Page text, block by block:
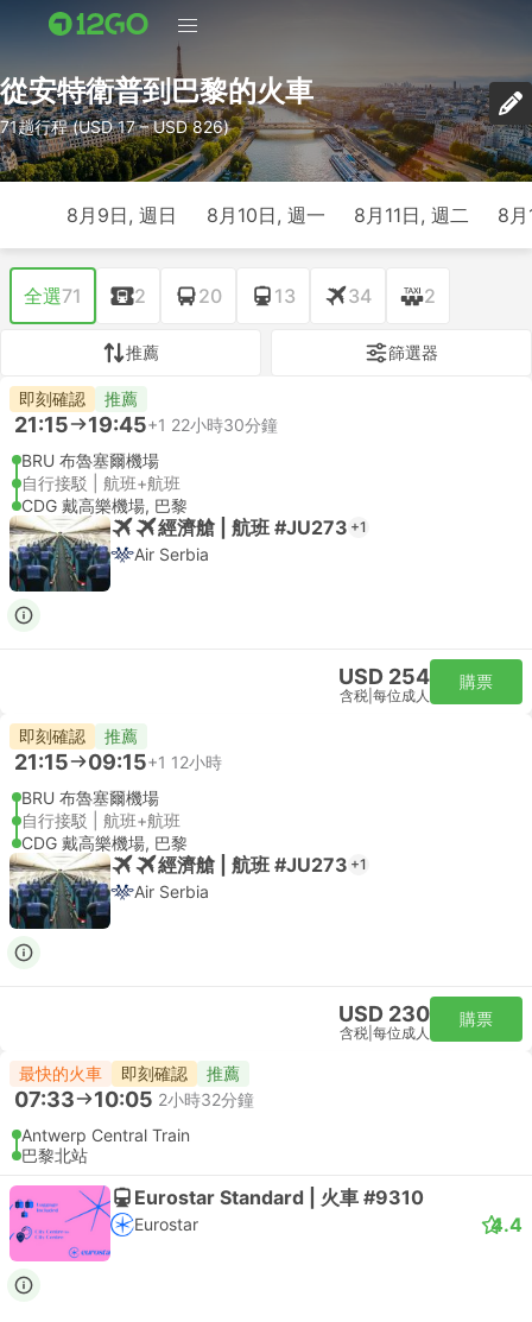
從安特衛普到巴黎的火車
71趟行程 (USD 17 – USD 826)
8月9日, 週日 8月10日, 週一 8月11日, 週二 8
全選71 2 20 13 34 2
推薦 篩選器
即刻確認 推薦
21:15 19:45+1 22小時30分鐘
BRU 布魯塞爾機場
自行接駁 | 航班+航班
CDG 戴高樂機場, 巴黎
經濟艙 | 航班 #JU273 +1
Air Serbia
USD 254
含税 每位成人
購票
即刻確認 推薦
21:15 09:15+1 12小時
BRU 布魯塞爾機場
自行接駁 | 航班+航班
CDG 戴高樂機場, 巴黎
經濟艙 | 航班 #JU273 +1
Air Serbia
USD 230
含税 每位成人
購票
最快的火車 即刻確認 推薦
07:33 10:05 2小時32分鐘
Antwerp Central Train
巴黎北站
Eurostar Standard | 火車 #9310
Eurostar 4.4